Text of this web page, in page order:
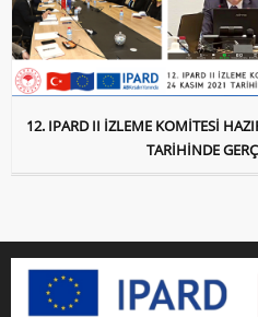
12. IPARD II İZLEME KOMİTESİ
TARİHİNDE